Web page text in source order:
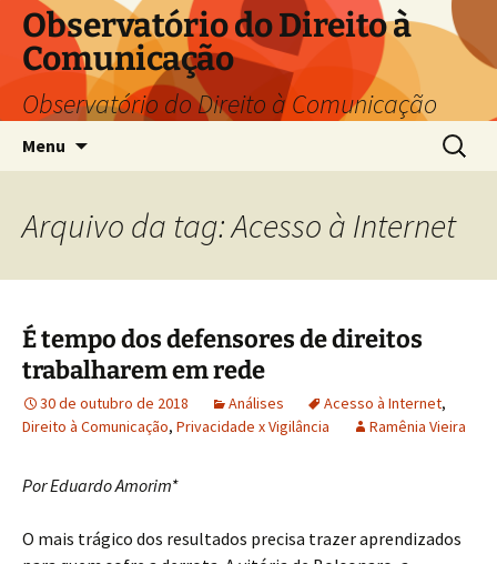
Pular
para
conteúdo
Observatório do Direito à
Comunicação
Observatório do Direito à Comunicação
Menu
por:
Arquivo da tag: Acesso à Internet
É tempo dos defensores de direitos
trabalharem em rede
30 de outubro de 2018 Análises Acesso à Internet,
Direito à Comunicação, Privacidade x Vigilância Ramênia Vieira
Por Eduardo Amorim*
O mais trágico dos resultados precisa trazer aprendizados